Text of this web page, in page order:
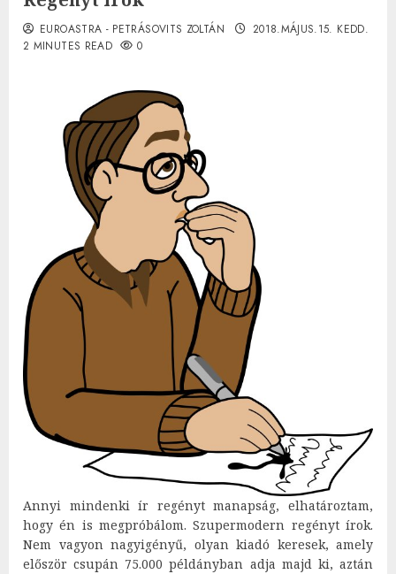
EUROASTRA - PETRÁSOVITS ZOLTÁN
2018.MÁJUS.15. KEDD.
2 MINUTES READ
0
Annyi mindenki ír regényt manapság, elhatároztam,
hogy én is megpróbálom. Szupermodern regényt írok.
Nem vagyon nagyigényű, olyan kiadó keresek, amely
először csupán 75.000 példányban adja majd ki, aztán